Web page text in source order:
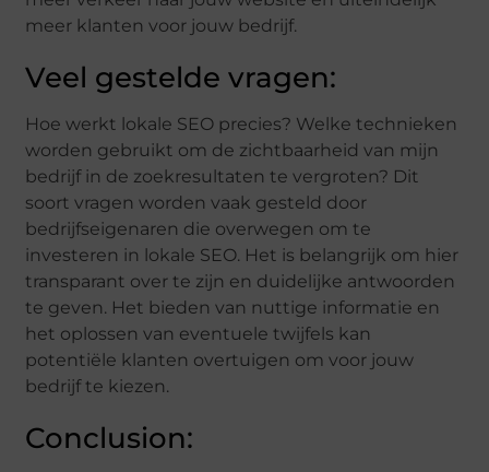
meer klanten voor jouw bedrijf.
Veel gestelde vragen:
Hoe werkt lokale SEO precies? Welke technieken
worden gebruikt om de zichtbaarheid van mijn
bedrijf in de zoekresultaten te vergroten? Dit
soort vragen worden vaak gesteld door
bedrijfseigenaren die overwegen om te
investeren in lokale SEO. Het is belangrijk om hier
transparant over te zijn en duidelijke antwoorden
te geven. Het bieden van nuttige informatie en
het oplossen van eventuele twijfels kan
potentiële klanten overtuigen om voor jouw
bedrijf te kiezen.
Conclusion: